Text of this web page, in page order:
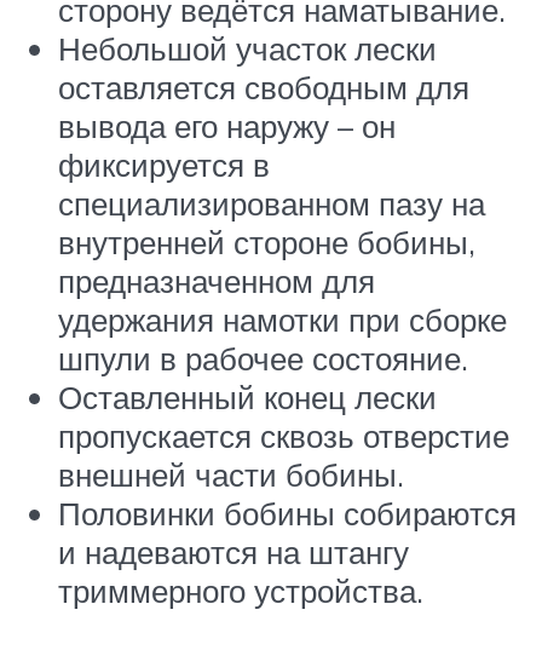
сторону ведётся наматывание.
Небольшой участок лески
оставляется свободным для
вывода его наружу – он
фиксируется в
специализированном пазу на
внутренней стороне бобины,
предназначенном для
удержания намотки при сборке
шпули в рабочее состояние.
Оставленный конец лески
пропускается сквозь отверстие
внешней части бобины.
Половинки бобины собираются
и надеваются на штангу
триммерного устройства.